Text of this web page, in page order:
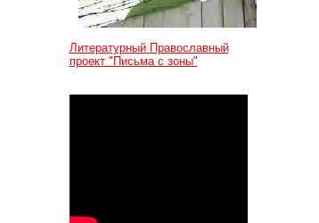
Литературный Православный
проект "Письма с зоны"